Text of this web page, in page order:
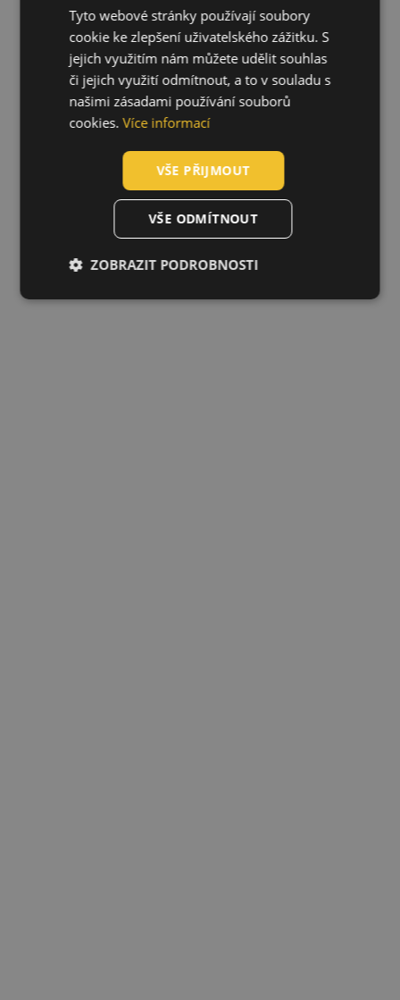
CZECH
SLOVAK
ROMANIAN
DUTCH
LATVIAN
Tyto webové stránky používají soubory
cookie ke zlepšení uživatelského zážitku. S
jejich využitím nám můžete udělit souhlas
či jejich využití odmítnout, a to v souladu s
našimi zásadami používání souborů
cookies. Více informací
VŠE PŘIJMOUT
VŠE ODMÍTNOUT
ZOBRAZIT PODROBNOSTI